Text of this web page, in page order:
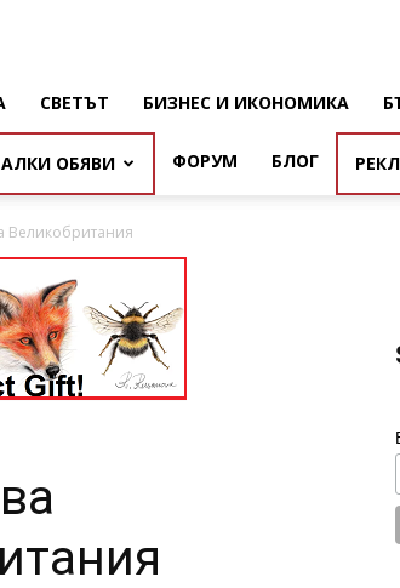
СВЕТЪТ БИЗНЕС И ИКОНОМИКА
ОБЯВИ ФОРУМ БЛОГ
Великобритания